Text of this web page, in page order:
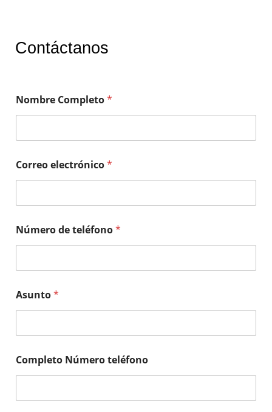
Contáctanos
Nombre Completo*
Correo electrónico*
Número de teléfono*
Asunto*
Completo Número teléfono